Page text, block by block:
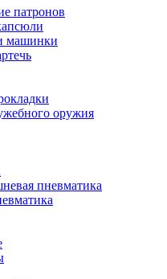
патронов
машинки
оружия
пневматика